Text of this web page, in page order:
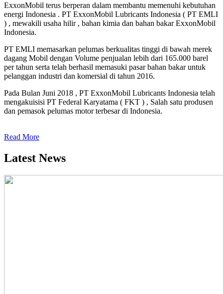
ExxonMobil terus berperan dalam membantu memenuhi kebutuhan
energi Indonesia . PT ExxonMobil Lubricants Indonesia ( PT EMLI
) , mewakili usaha hilir , bahan kimia dan bahan bakar ExxonMobil
Indonesia.
PT EMLI memasarkan pelumas berkualitas tinggi di bawah merek
dagang Mobil dengan Volume penjualan lebih dari 165.000 barel
per tahun serta telah berhasil memasuki pasar bahan bakar untuk
pelanggan industri dan komersial di tahun 2016.
Pada Bulan Juni 2018 , PT ExxonMobil Lubricants Indonesia telah
mengakuisisi PT Federal Karyatama ( FKT ) , Salah satu produsen
dan pemasok pelumas motor terbesar di Indonesia.
Read More
Latest News